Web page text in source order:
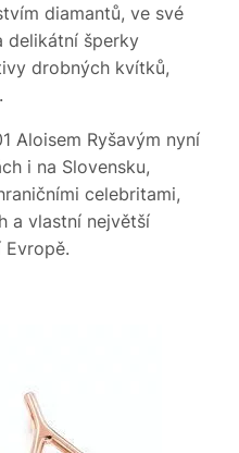
diamantů, ve své
delikátní šperky
drobných kvítků,
Aloisem Ryšavým nyní
i na Slovensku,
celebritami,
a vlastní největší